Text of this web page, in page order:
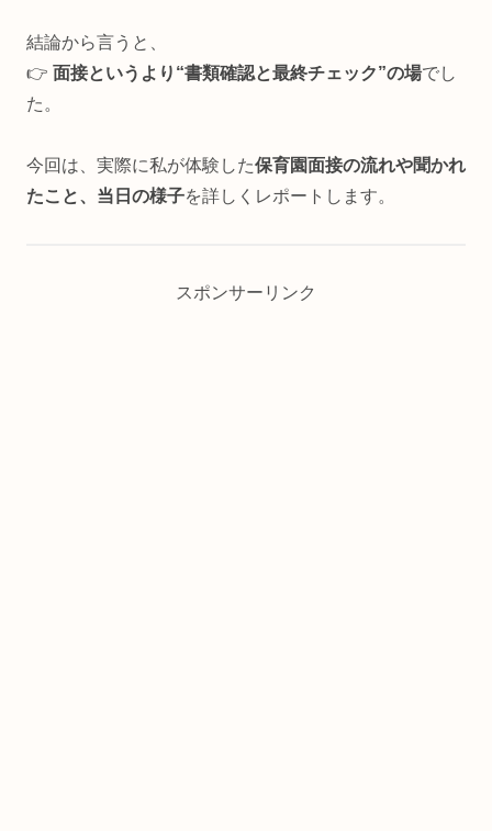
結論から言うと、
👉 面接というより“書類確認と最終チェック”の場でし
た。
今回は、実際に私が体験した保育園面接の流れや聞かれ
たこと、当日の様子を詳しくレポートします。
スポンサーリンク